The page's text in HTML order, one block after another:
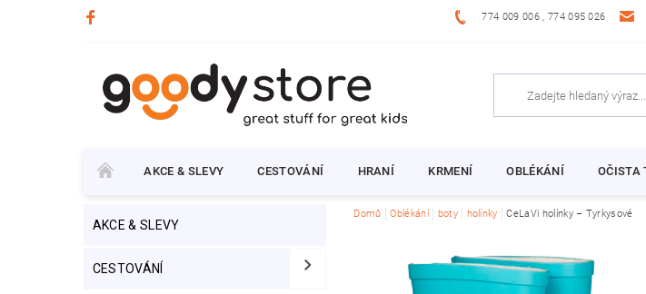
774 009 006 , 774 095 026
AKCE & SLEVY CESTOVÁNÍ HRANÍ KRMENÍ OBLÉKÁNÍ OČISTA
AKCE & SLEVY
CESTOVÁNÍ
Domů Oblékání boty holínky CeLaVi holínky – Tyrkysové